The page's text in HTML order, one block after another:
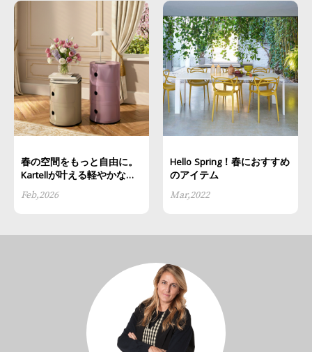
春の空間をもっと自由に。
Kartellが叶える軽やかなイ
ンテリアスタイル
Feb,2026
Hello Spring！春におすすめ
のアイテム
Mar,2022